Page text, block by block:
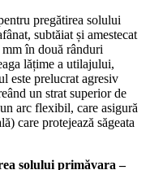
pregătirea solului
subtăiat și amestecat
în două rânduri
lățime a utilajului,
este prelucrat agresiv
un strat superior de
arc flexibil, care asigură
care protejează săgeata
solului primăvara –